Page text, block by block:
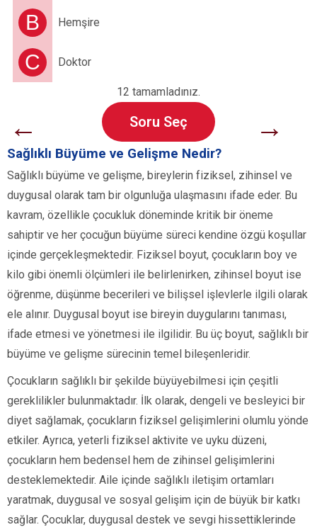
B Hemşire
C Doktor
12 tamamladınız.
← Soru Seç →
Sağlıklı Büyüme ve Gelişme Nedir?
Sağlıklı büyüme ve gelişme, bireylerin fiziksel, zihinsel ve
duygusal olarak tam bir olgunluğa ulaşmasını ifade eder. Bu
kavram, özellikle çocukluk döneminde kritik bir öneme
sahiptir ve her çocuğun büyüme süreci kendine özgü koşullar
içinde gerçekleşmektedir. Fiziksel boyut, çocukların boy ve
kilo gibi önemli ölçümleri ile belirlenirken, zihinsel boyut ise
öğrenme, düşünme becerileri ve bilişsel işlevlerle ilgili olarak
ele alınır. Duygusal boyut ise bireyin duygularını tanıması,
ifade etmesi ve yönetmesi ile ilgilidir. Bu üç boyut, sağlıklı bir
büyüme ve gelişme sürecinin temel bileşenleridir.
Çocukların sağlıklı bir şekilde büyüyebilmesi için çeşitli
gereklilikler bulunmaktadır. İlk olarak, dengeli ve besleyici bir
diyet sağlamak, çocukların fiziksel gelişimlerini olumlu yönde
etkiler. Ayrıca, yeterli fiziksel aktivite ve uyku düzeni,
çocukların hem bedensel hem de zihinsel gelişimlerini
desteklemektedir. Aile içinde sağlıklı iletişim ortamları
yaratmak, duygusal ve sosyal gelişim için de büyük bir katkı
sağlar. Çocuklar, duygusal destek ve sevgi hissettiklerinde